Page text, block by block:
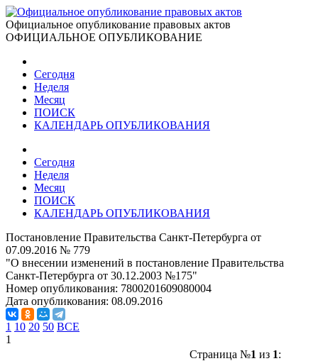
Официальное опубликование правовых актов
ОФИЦИАЛЬНОЕ ОПУБЛИКОВАНИЕ
Сегодня
Неделя
Месяц
ПОИСК
КАЛЕНДАРЬ ОПУБЛИКОВАНИЯ
Сегодня
Неделя
Месяц
ПОИСК
КАЛЕНДАРЬ ОПУБЛИКОВАНИЯ
Постановление Правительства Санкт-Петербурга от
07.09.2016 № 779
"О внесении изменений в постановление Правительства
Санкт-Петербурга от 30.12.2003 №175"
Номер опубликования: 7800201609080004
Дата опубликования: 08.09.2016
1 10 20 50 ВСЕ
1
Страница №1 из 1: